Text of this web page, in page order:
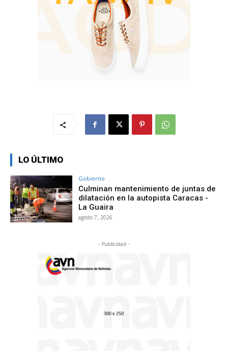
LO ÚLTIMO
Gobierno
Culminan mantenimiento de juntas de
dilatación en la autopista Caracas -
La Guaira
agosto 7, 2026
- Publicidad -